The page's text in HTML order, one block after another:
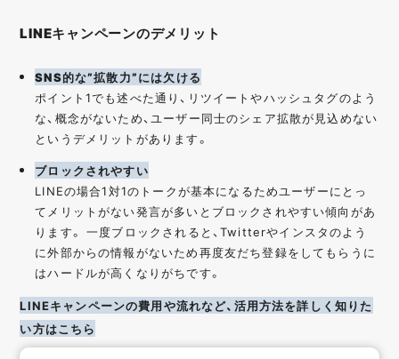
LINEキャンペーンのデメリット
SNS的な”拡散力”には欠ける
ポイント1でも述べた通り、リツイートやハッシュタグのよう
な、概念がないため、 ユーザー同士のシェア拡散が見込めない
というデメリットがあります。
ブロックされやすい
LINEの場合1対1のトークが基本になるためユーザーにとっ
てメリットがない発言が多いとブロックされやすい傾向があ
ります。 一度ブロックされると、Twitterやインスタのよう
に外部からの情報がないため再度友だち登録をしてもらうに
はハードルが高くなりがちです。
LINEキャンペーンの費用や流れなど、活用方法を詳しく知りた
い方はこちら